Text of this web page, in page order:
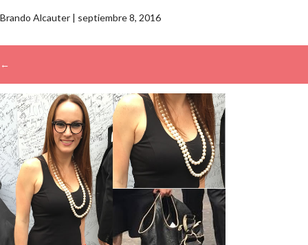
Brando Alcauter | septiembre 8, 2016
←
→